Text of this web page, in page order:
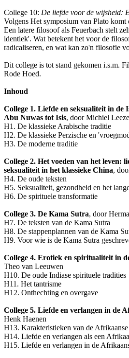
College 10: De liefde voor de wijsheid:
Volgens Het symposium van Plato
Een latere filosoof als Feuerbach stelt
identiek'. Wat betekent het voor de
radicaliseren, en wat kan zo'n filosofie
Dit college is tot stand gekomen i.s.m.
Rode Hoed.
Inhoud
College 1. Liefde en seksualiteit in de
Abu Nuwas tot Isis, door Michiel
H1. De klassieke Arabische traditie
H2. De klassieke Perzische en
H3. De moderne traditie
College 2. Het voeden van het leven:
seksualiteit in het klassieke China,
H4. De oude teksten
H5. Seksualiteit, gezondheid en het
H6. De spirituele transformatie
College 3. De Kama Sutra, door
H7. De teksten van de Kama Sutra
H8. De stappenplannen van de Kama
H9. Voor wie is de Kama Sutra
College 4. Erotiek en spiritualiteit in
Theo van Leeuwen
H10. De oude Indiase spirituele tradities
H11. Het tantrisme
H12. Onthechting en overgave
College 5. Liefde en verlangen in de
Henk Haenen
H13. Karakteristieken van de
H14. Liefde en verlangen als een
H15. Liefde en verlangen in de